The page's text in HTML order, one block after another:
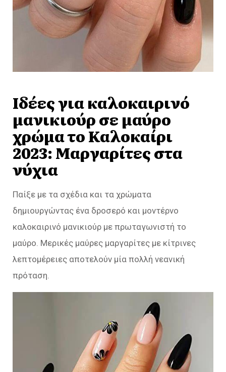
Ιδέες για καλοκαιρινό
μανικιούρ σε μαύρο
χρώμα το Καλοκαίρι
2023: Μαργαρίτες στα
νύχια
Παίξε με τα σχέδια και τα χρώματα
δημιουργώντας ένα δροσερό και μοντέρνο
καλοκαιρινό μανικιούρ με πρωταγωνιστή το
μαύρο. Μερικές μαύρες μαργαρίτες με κίτρινες
λεπτομέρειες αποτελούν μία πολλή νεανική
πρόταση.